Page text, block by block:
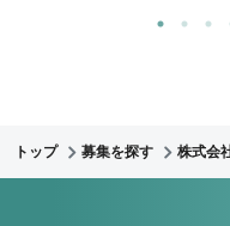
トップ 募集を探す 株式会